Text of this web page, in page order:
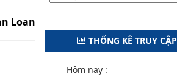
Loan
THỐNG KÊ TRUY CẬP
Hôm nay :